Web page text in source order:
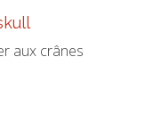
aux crânes